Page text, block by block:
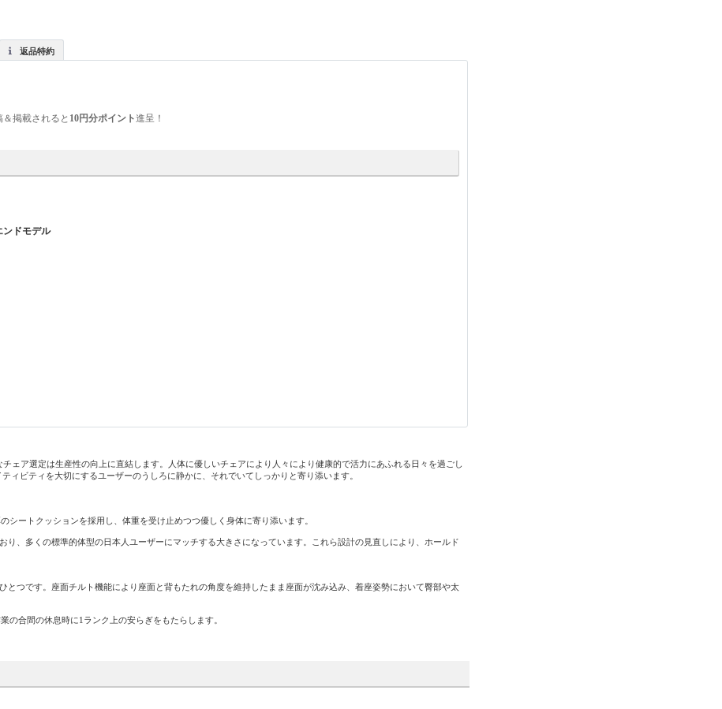
返品特約
掲載されると 10円分ポイント進呈！
ンドモデル
ェア選定は生産性の向上に直結します。人体に優しいチェアにより人々により健康的で活力にあふれる日々を過ごし
ィビティを大切にするユーザーのうしろに静かに、それでいてしっかりと寄り添います。
ートクッションを採用し、体重を受け止めつつ優しく身体に寄り添います。
、多くの標準的体型の日本人ユーザーにマッチする大きさになっています。これら設計の見直しにより、ホールド
つです。座面チルト機能により座面と背もたれの角度を維持したまま座面が沈み込み、着座姿勢において臀部や太
の合間の休息時に1ランク上の安らぎをもたらします。